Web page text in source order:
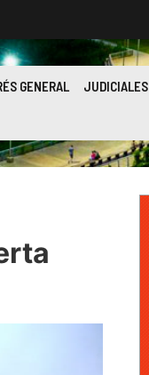
GENERAL JUDICIALES